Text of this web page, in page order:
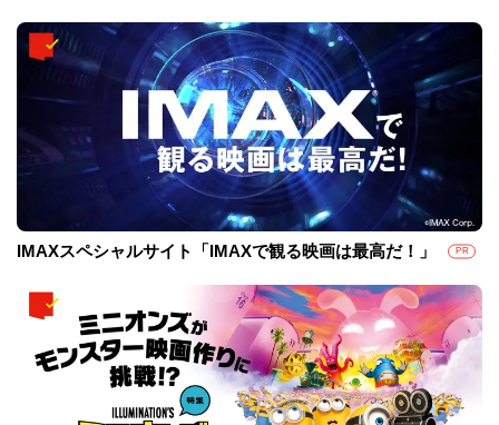
IMAXスペシャルサイト「IMAXで観る映画は最高だ！」 PR